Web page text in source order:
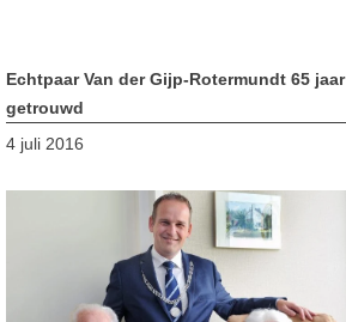
Echtpaar Van der Gijp-Rotermundt 65 jaar
getrouwd
4 juli 2016